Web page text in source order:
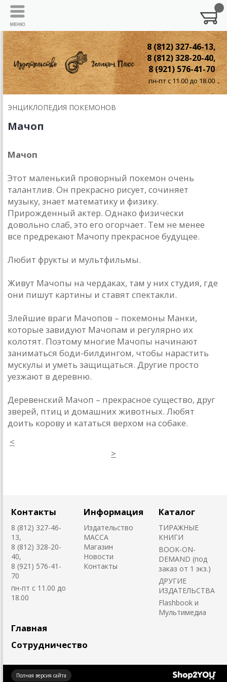
8 (812) 327-46-13,
8 (812) 328-20-40,
8 (921) 576-41-70
пн-пт с 11.00 до 18.00
ЭНЦИКЛОПЕДИЯ ПОКЕМОНОВ
Мачоп
Мачоп
Этот маленький проворный покемон очень
талантлив. Он прекрасно рисует, сочиняет
музыку, знает математику и физику.
Прирожденный актер. Однако физически
довольно слаб, это его огорчает. Тем не менее
все предрекают Мачопу прекрасное будущее.
Любит фрукты и мультфильмы.
Живут Мачопы на чердаках, там у них студия, где
они пишут картины и ставят спектакли.
Злейшие враги Мачопов – покемоны Манки,
которые завидуют Мачопам и регулярно их
колотят. Поэтому многие Мачопы начинают
заниматься боди-билдингом, чтобы нарастить
мускулы и уметь защищаться. Другие просто
уезжают в деревню.
Деревенский Мачоп – прекрасное существо, друг
зверей, птиц и домашних животных. Любят
доить корову и кататься верхом на собаке.
<
>
Контакты
8 (812) 327-46-
13,
8 (812) 328-20-
40,
8 (921) 576-41-
70
пн-пт с 11.00 до
18.00
Информация
Издательство
MACCA
Магазин
Новости
Контакты
Каталог
ТИРАЖНЫЕ
КНИГИ
BOOK-ON-
DEMAND (под
заказ от 1 экз.)
ДРУГИЕ
ИЗДАТЕЛЬСТВА
Flashbook и
Мультимедиа
Главная
Сотрудничество
Полная версия сайта